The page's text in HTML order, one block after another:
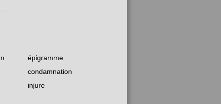
épigramme
condamnation
injure